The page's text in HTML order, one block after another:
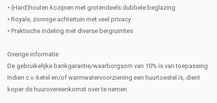
• (Hard)houten kozijnen met grotendeels dubbele beglazing
• Royale, zonnige achtertuin met veel privacy
• Praktische indeling met diverse bergruimtes
Overige informatie
De gebruikelijke bankgarantie/waarborgsom van 10% is van toepassing.
Indien c.v.-ketel en/of warmwatervoorziening een huurtoestel is, dient
koper de huurovereenkomst over te nemen.